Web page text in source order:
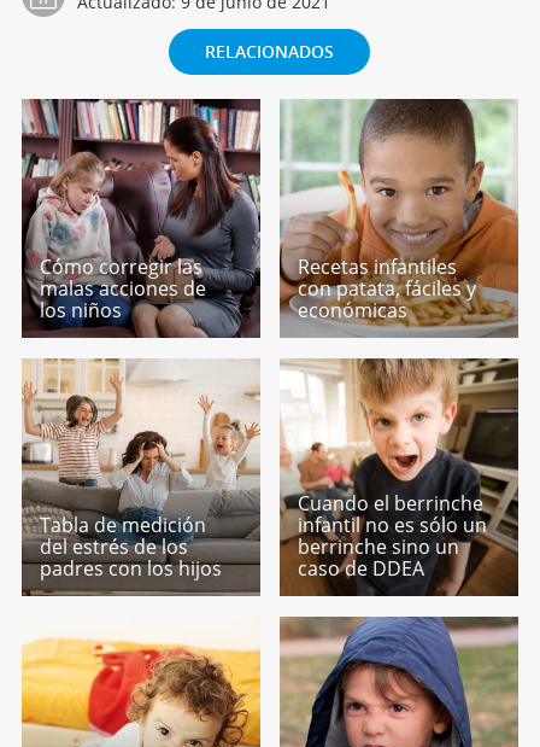
RELACIONADOS
Cómo corregir las
malas acciones de
los niños
Recetas infantiles
con patata, fáciles y
económicas
Tabla de medición
del estrés de los
padres con los hijos
Cuando el berrinche
infantil no es sólo un
berrinche sino un
caso de DDEA